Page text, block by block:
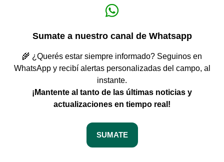
Sumate a nuestro canal de Whatsapp
🌾 ¿Querés estar siempre informado? Seguinos en
WhatsApp y recibí alertas personalizadas del campo, al
instante.
¡Mantente al tanto de las últimas noticias y
actualizaciones en tiempo real!
SUMATE